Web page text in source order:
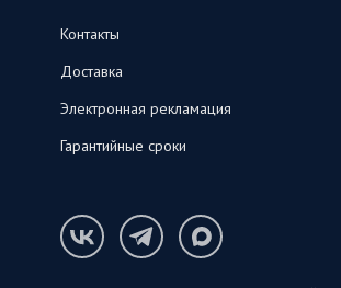
Контакты
Доставка
Электронная рекламация
Гарантийные сроки